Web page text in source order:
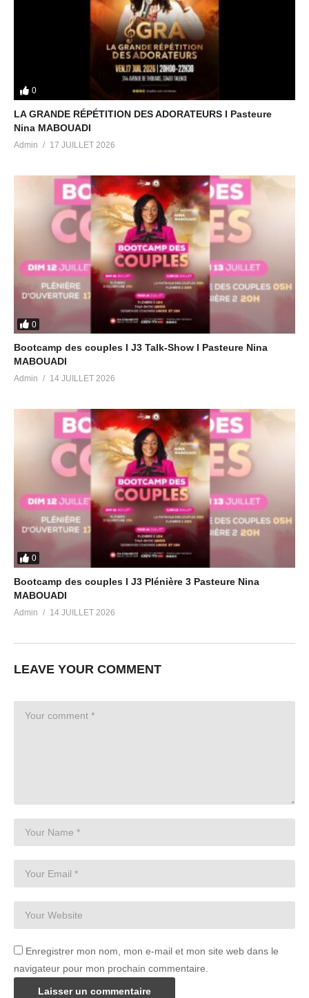
0
LA GRANDE RÉPÉTITION DES ADORATEURS I Pasteure
Nina MABOUADI
Admin 17 JUILLET 2026
0
Bootcamp des couples I J3 Talk-Show I Pasteure Nina
MABOUADI
Admin 14 JUILLET 2026
0
Bootcamp des couples I J3 Plénière 3 Pasteure Nina
MABOUADI
Admin 14 JUILLET 2026
LEAVE YOUR COMMENT
Enregistrer mon nom, mon e-mail et mon site web dans le
navigateur pour mon prochain commentaire.